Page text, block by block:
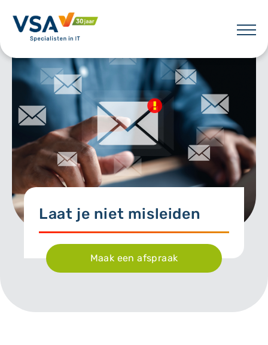
content
VSA
Laat je niet misleiden
Maak een afspraak